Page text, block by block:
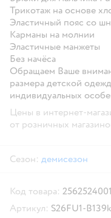
Трикотаж на основе
Эластичный пояс со
Карманы на молнии
Эластичные манжеты
Без начёса
Обращаем Ваше
размера детской
индивидуальных
Цены в интернет-
от розничных
Сезон: демисезон
Код товара:
Артикул: S26FU1-